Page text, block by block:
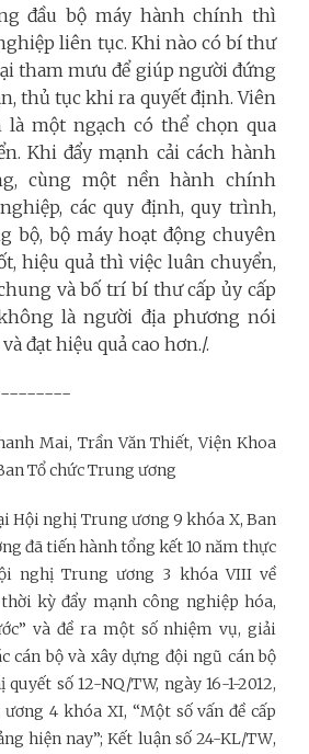
đầu bộ máy hành chính thì
liên tục. Khi nào có bí thư
tham mưu để giúp người đứng
thủ tục khi ra quyết định. Viên
một ngạch có thể chọn qua
Khi đẩy mạnh cải cách hành
cùng một nền hành chính
các quy định, quy trình,
bộ, bộ máy hoạt động chuyên
hiệu quả thì việc luân chuyển,
và bố trí bí thư cấp ủy cấp
là người địa phương nói
đạt hiệu quả cao hơn./.
Mai, Trần Văn Thiết, Viện Khoa
Tổ chức Trung ương
Hội nghị Trung ương 9 khóa X, Ban
đã tiến hành tổng kết 10 năm thực
nghị Trung ương 3 khóa VIII về
kỳ đẩy mạnh công nghiệp hóa,
và đề ra một số nhiệm vụ, giải
cán bộ và xây dựng đội ngũ cán bộ
số 12-NQ/TW, ngày 16-1-2012,
4 khóa XI, “Một số vấn đề cấp
hiện nay”; Kết luận số 24-KL/TW,